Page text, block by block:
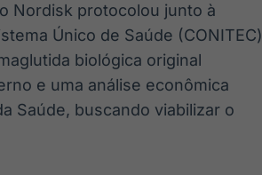
Nordisk protocolou junto à
Único de Saúde (CONITEC)
biológica original
e uma análise econômica
Saúde, buscando viabilizar o